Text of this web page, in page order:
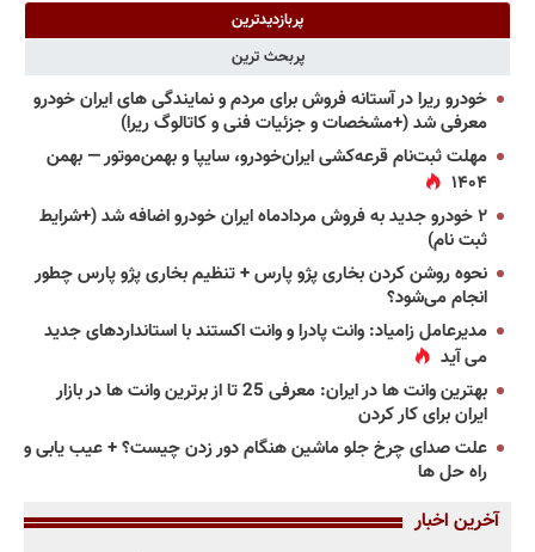
پربازدیدترین
پربحث ترین
خودرو ریرا در آستانه فروش برای مردم و نمایندگی های ایران خودرو
معرفی شد (+مشخصات و جزئیات فنی و کاتالوگ ریرا)
مهلت ثبت‌نام قرعه‌کشی ایران‌خودرو، سایپا و بهمن‌موتور — بهمن
۱۴۰۴
۲ خودرو جدید به فروش مردادماه ایران خودرو اضافه شد (+شرایط
ثبت نام)
نحوه روشن کردن بخاری پژو پارس + تنظیم بخاری پژو پارس چطور
انجام می‌شود؟
مدیرعامل زامیاد: وانت پادرا و وانت اکستند با استانداردهای جدید
می آید
بهترین وانت ها در ایران: معرفی 25 تا از برترین وانت ها در بازار
ایران برای کار کردن
علت صدای چرخ جلو ماشین هنگام دور زدن چیست؟ + عیب یابی و
راه حل ها
آخرین اخبار